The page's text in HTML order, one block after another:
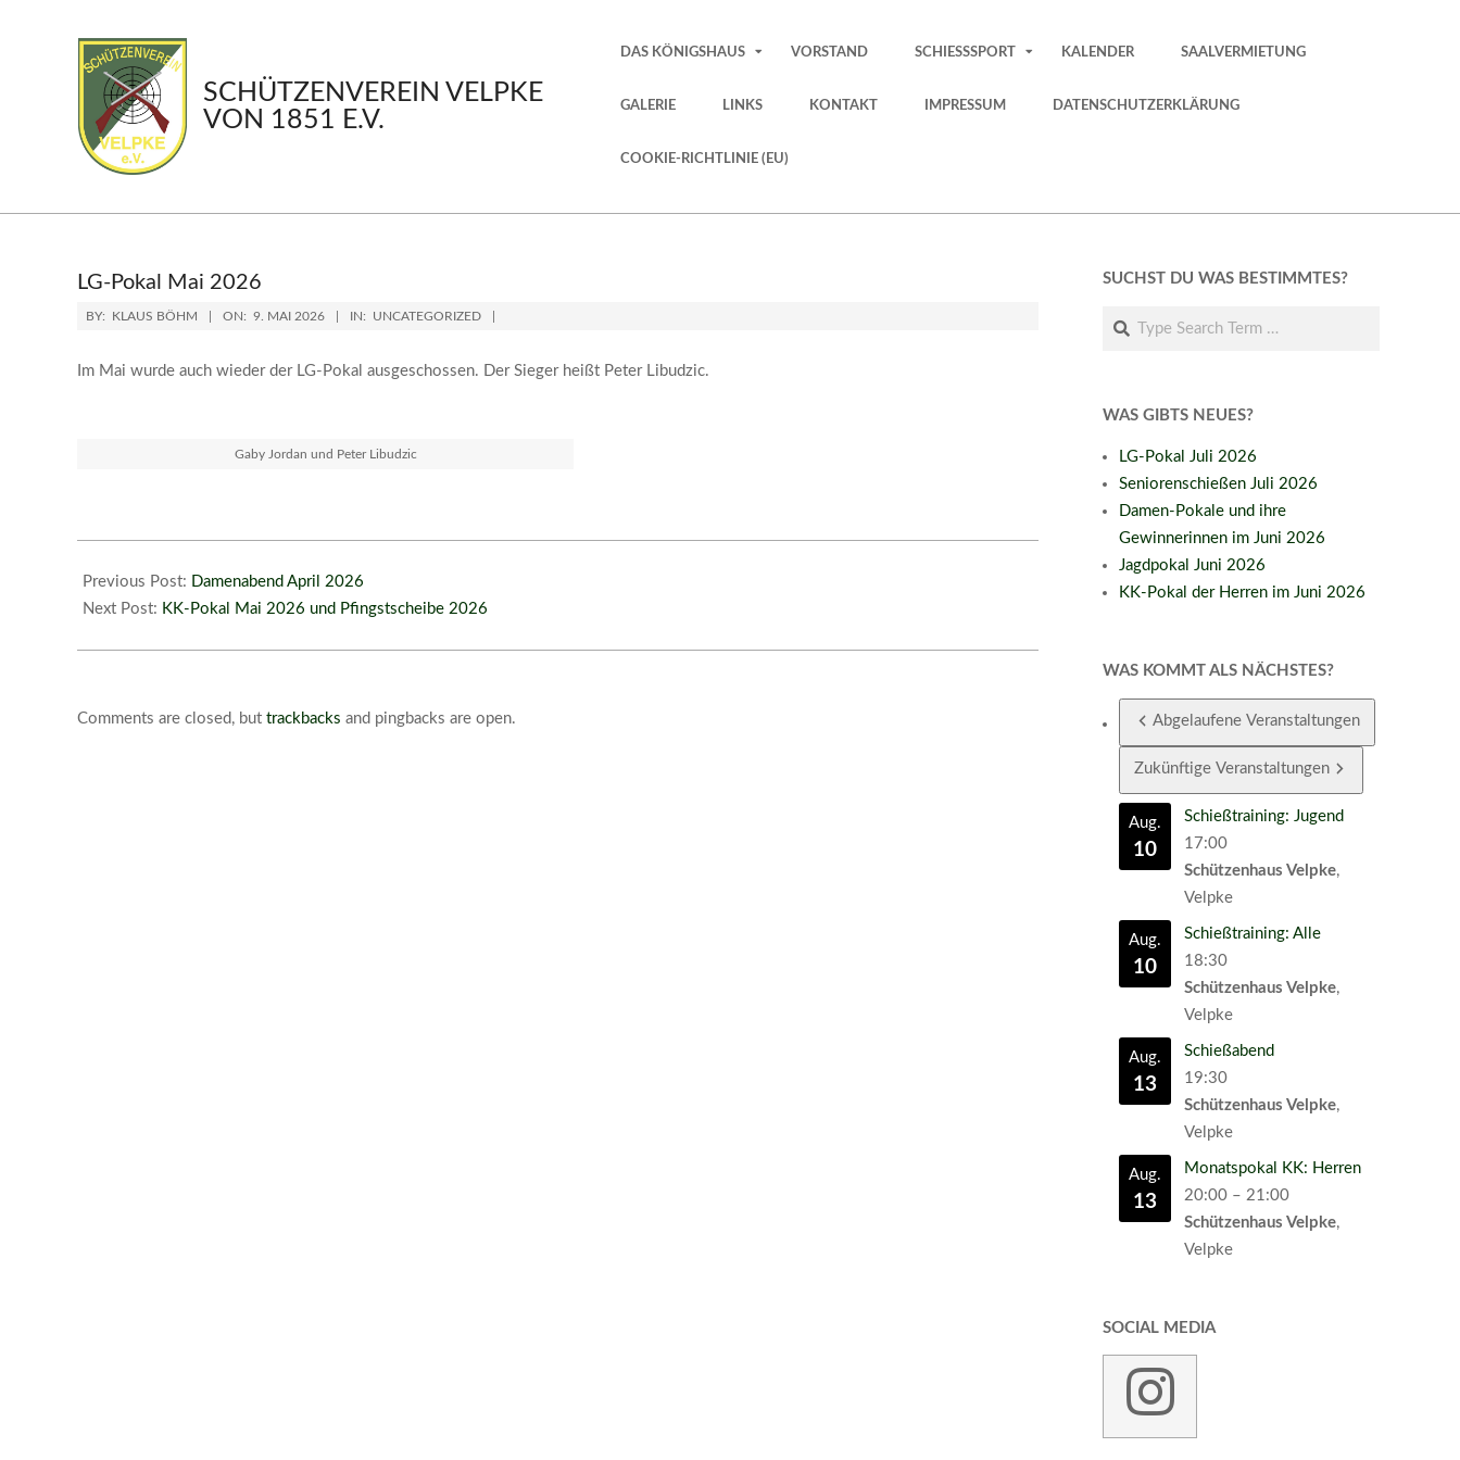
SCHÜTZENVEREIN VELPKE
VON 1851 E.V.
DAS KÖNIGSHAUS VORSTAND SCHIESSSPORT KALENDER SAALVERMIETUNG
GALERIE LINKS KONTAKT IMPRESSUM DATENSCHUTZERKLÄRUNG
COOKIE-RICHTLINIE (EU)
LG-Pokal Mai 2026
BY: KLAUS BÖHM ON: 9. MAI 2026 IN: UNCATEGORIZED
Im Mai wurde auch wieder der LG-Pokal ausgeschossen. Der Sieger heißt Peter Libudzic.
Gaby Jordan und Peter Libudzic
05-
09
Previous Post: Damenabend April 2026
Next Post: KK-Pokal Mai 2026 und Pfingstscheibe 2026
Comments are closed, but trackbacks and pingbacks are open.
SUCHST DU WAS BESTIMMTES?
Search
WAS GIBTS NEUES?
LG-Pokal Juli 2026
Seniorenschießen Juli 2026
Damen-Pokale und ihre
Gewinnerinnen im Juni 2026
Jagdpokal Juni 2026
KK-Pokal der Herren im Juni 2026
WAS KOMMT ALS NÄCHSTES?
Abgelaufene Veranstaltungen
Zukünftige Veranstaltungen
Aug.
10
Schießtraining: Jugend
17:00
Schützenhaus Velpke,
Velpke
Aug.
10
Schießtraining: Alle
18:30
Schützenhaus Velpke,
Velpke
Aug.
13
Schießabend
19:30
Schützenhaus Velpke,
Velpke
Aug.
13
Monatspokal KK: Herren
20:00 – 21:00
Schützenhaus Velpke,
Velpke
SOCIAL MEDIA